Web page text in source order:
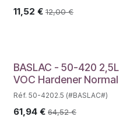
11,52 € 12,00€
BASLAC - 50-420 2,5L
VOC Hardener Normal
Réf. 50-4202.5 (#BASLAC#)
61,94 € 64,52€